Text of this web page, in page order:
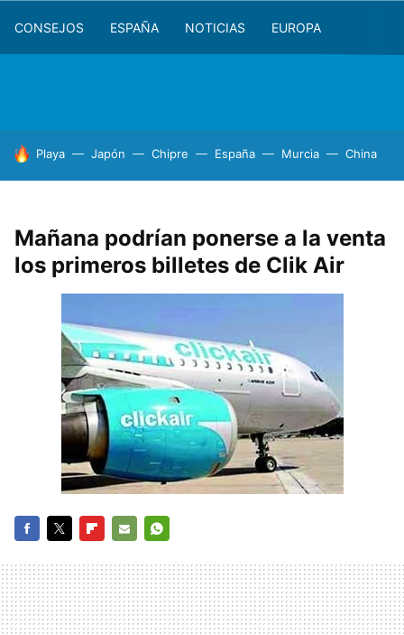
CONSEJOS ESPAÑA NOTICIAS EUROPA
HOY SE HABLA DE
Playa Japón Chipre España Murcia China
Mañana podrían ponerse a la venta
los primeros billetes de Clik Air
MAIL